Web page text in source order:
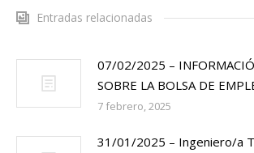
Entradas relacionadas
07/02/2025 –
SOBRE LA BOLSA DE
7 febrero, 2025
31/01/2025 – Ingeniero/a